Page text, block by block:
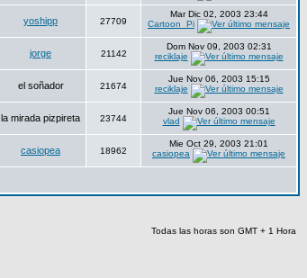
yoshipp 27709
Mar Dic 02, 2003 23:44
Cartoon_Pi
jorge 21142
Dom Nov 09, 2003 02:31
reciklaje
el soñador 21674
Jue Nov 06, 2003 15:15
reciklaje
la mirada pizpireta 23744
Jue Nov 06, 2003 00:51
vlad
casiopea 18962
Mie Oct 29, 2003 21:01
casiopea
Todas las horas son GMT + 1 Hora